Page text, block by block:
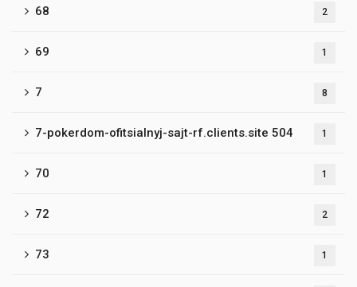
68 2
69 1
7 8
7-pokerdom-ofitsialnyj-sajt-rf.clients.site 504 1
70 1
72 2
73 1